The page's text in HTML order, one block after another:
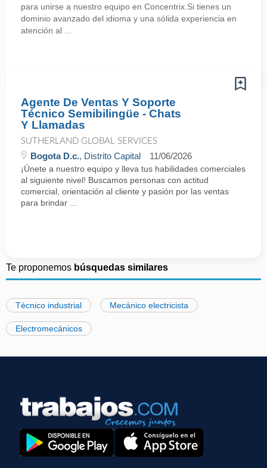
para unirse a nuestro equipo en Concentrix.Si tienes un
dominio avanzado del idioma y una sólida experiencia en
atención al ...
Agente De Ventas Y Soporte
Técnico Semibilingüe - Chats
Y Llamadas
SUTHERLAND GLOBAL SERVICES
Bogota D.c., Distrito Capital 11/06/2026
¡Únete a nuestro equipo y lleva tus habilidades comerciales
al siguiente nivel! Buscamos personas con actitud
comercial, orientación al cliente y pasión por las ventas
para brindar ...
Te proponemos búsquedas similares
Técnico industrial Mecánico electricista
Electromecánicos